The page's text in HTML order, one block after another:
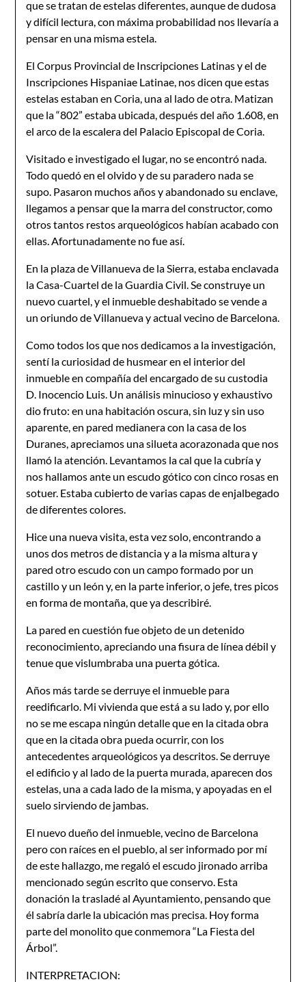
que se tratan de estelas diferentes, aunque de dudosa
y difícil lectura, con máxima probabilidad nos llevaría a
pensar en una misma estela.
El Corpus Provincial de Inscripciones Latinas y el de
Inscripciones Hispaniae Latinae, nos dicen que estas
estelas estaban en Coria, una al lado de otra. Matizan
que la “802” estaba ubicada, después del año 1.608, en
el arco de la escalera del Palacio Episcopal de Coria.
Visitado e investigado el lugar, no se encontró nada.
Todo quedó en el olvido y de su paradero nada se
supo. Pasaron muchos años y abandonado su enclave,
llegamos a pensar que la marra del constructor, como
otros tantos restos arqueológicos habían acabado con
ellas. Afortunadamente no fue así.
En la plaza de Villanueva de la Sierra, estaba enclavada
la Casa-Cuartel de la Guardia Civil. Se construye un
nuevo cuartel, y el inmueble deshabitado se vende a
un oriundo de Villanueva y actual vecino de Barcelona.
Como todos los que nos dedicamos a la investigación,
sentí la curiosidad de husmear en el interior del
inmueble en compañía del encargado de su custodia
D. Inocencio Luis. Un análisis minucioso y exhaustivo
dio fruto: en una habitación oscura, sin luz y sin uso
aparente, en pared medianera con la casa de los
Duranes, apreciamos una silueta acorazonada que nos
llamó la atención. Levantamos la cal que la cubría y
nos hallamos ante un escudo gótico con cinco rosas en
sotuer. Estaba cubierto de varias capas de enjalbegado
de diferentes colores.
Hice una nueva visita, esta vez solo, encontrando a
unos dos metros de distancia y a la misma altura y
pared otro escudo con un campo formado por un
castillo y un león y, en la parte inferior, o jefe, tres picos
en forma de montaña, que ya describiré.
La pared en cuestión fue objeto de un detenido
reconocimiento, apreciando una fisura de línea débil y
tenue que vislumbraba una puerta gótica.
Años más tarde se derruye el inmueble para
reedificarlo. Mi vivienda que está a su lado y, por ello
no se me escapa ningún detalle que en la citada obra
que en la citada obra pueda ocurrir, con los
antecedentes arqueológicos ya descritos. Se derruye
el edificio y al lado de la puerta murada, aparecen dos
estelas, una a cada lado de la misma, y apoyadas en el
suelo sirviendo de jambas.
El nuevo dueño del inmueble, vecino de Barcelona
pero con raíces en el pueblo, al ser informado por mí
de este hallazgo, me regaló el escudo jironado arriba
mencionado según escrito que conservo. Esta
donación la trasladé al Ayuntamiento, pensando que
él sabría darle la ubicación mas precisa. Hoy forma
parte del monolito que conmemora “La Fiesta del
Árbol”.
INTERPRETACION: